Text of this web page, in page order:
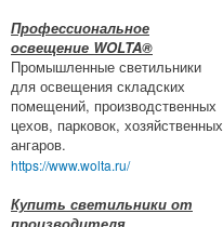
Профессиональное
освещение WOLTA®
Промышленные светильники
для освещения складских
помещений, производственных
цехов, парковок, хозяйственных
ангаров.
https://www.wolta.ru/
Купить светильники от